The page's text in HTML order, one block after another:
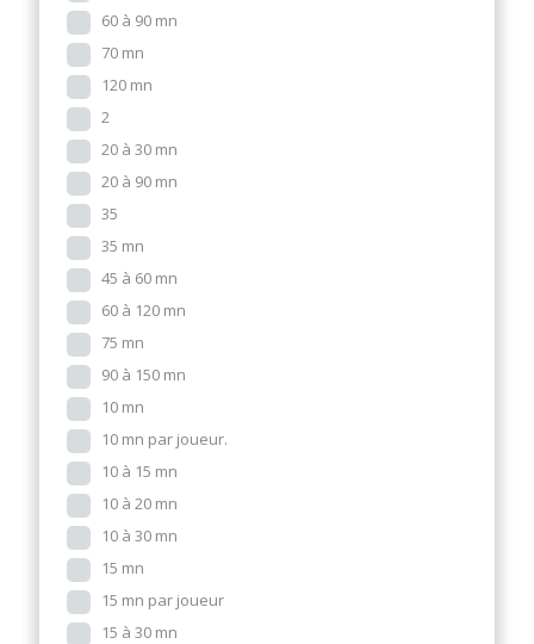
60 à 90 mn
70 mn
120 mn
2
20 à 30 mn
20 à 90 mn
35
35 mn
45 à 60 mn
60 à 120 mn
75 mn
90 à 150 mn
10 mn
10 mn par joueur.
10 à 15 mn
10 à 20 mn
10 à 30 mn
15 mn
15 mn par joueur
15 à 30 mn